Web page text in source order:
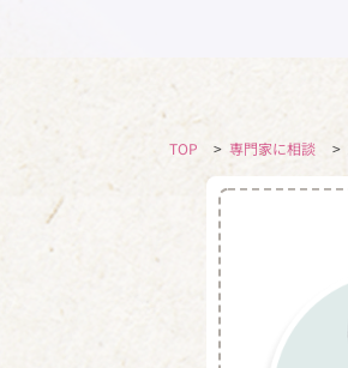
TOP >専門家に相談 >